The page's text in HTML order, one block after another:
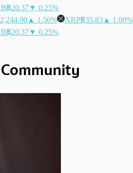
฿20.37▼ 0.25%
▲ 1.56% XRP฿35.83 ▲ 1.00%
฿20.37▼ 0.25%